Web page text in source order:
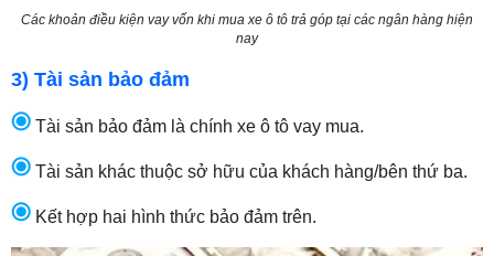
Các khoản điều kiện vay vốn khi mua xe ô tô trả góp tại các ngân hàng hiện
nay
3) Tài sản bảo đảm
Tài sản bảo đảm là chính xe ô tô vay mua.
Tài sản khác thuộc sở hữu của khách hàng/bên thứ ba.
Kết hợp hai hình thức bảo đảm trên.